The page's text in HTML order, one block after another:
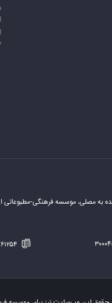
به مصلی، موسسه فرهنگی-مطبوعاتی